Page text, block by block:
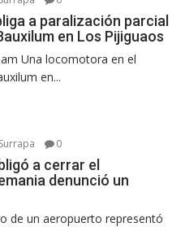
a paralización parcial
en Los Pijiguaos
Una locomotora en el
en...
0
a cerrar el
denunció un
de un aeropuerto representó